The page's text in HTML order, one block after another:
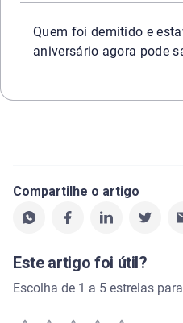
Quem foi demitido e
aniversário agora pode
Compartilhe o artigo
Este artigo foi útil?
Escolha de 1 a 5 estrelas